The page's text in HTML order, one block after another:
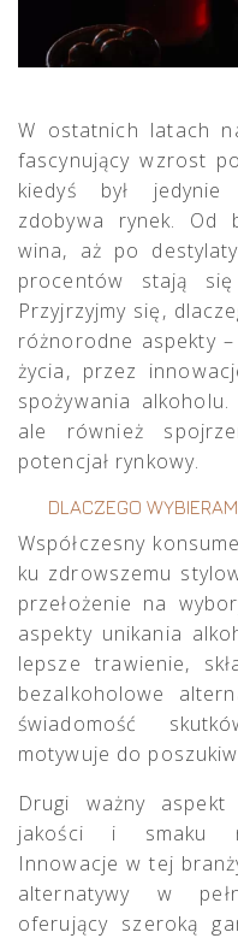
W ostatnich latach
fascynujący wzrost
kiedyś był
zdobywa rynek. Od
wina, aż po
procentów stają
Przyjrzyjmy się,
różnorodne aspekty
życia, przez
spożywania
ale również
potencjał rynkowy.
DLACZEGO
Współczesny
ku zdrowszemu
przełożenie na
aspekty unikania
lepsze trawienie,
bezalkoholowe
świadomość
motywuje do
Drugi ważny
jakości i smaku
Innowacje w tej
alternatywy w
oferujący szeroką